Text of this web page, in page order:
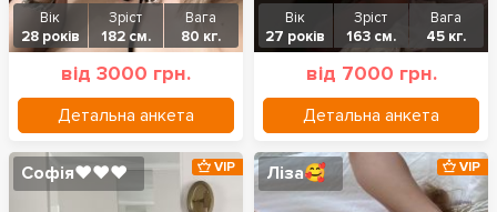
Вік
28 років
Зріст
182 см.
Вага
80 кг.
від 3000 грн.
Детальна анкета
Вік
27 років
Зріст
163 см.
Вага
45 кг.
від 7000 грн.
Детальна анкета
Софія❤️❤️❤️ VIP Ліза🥰 VIP